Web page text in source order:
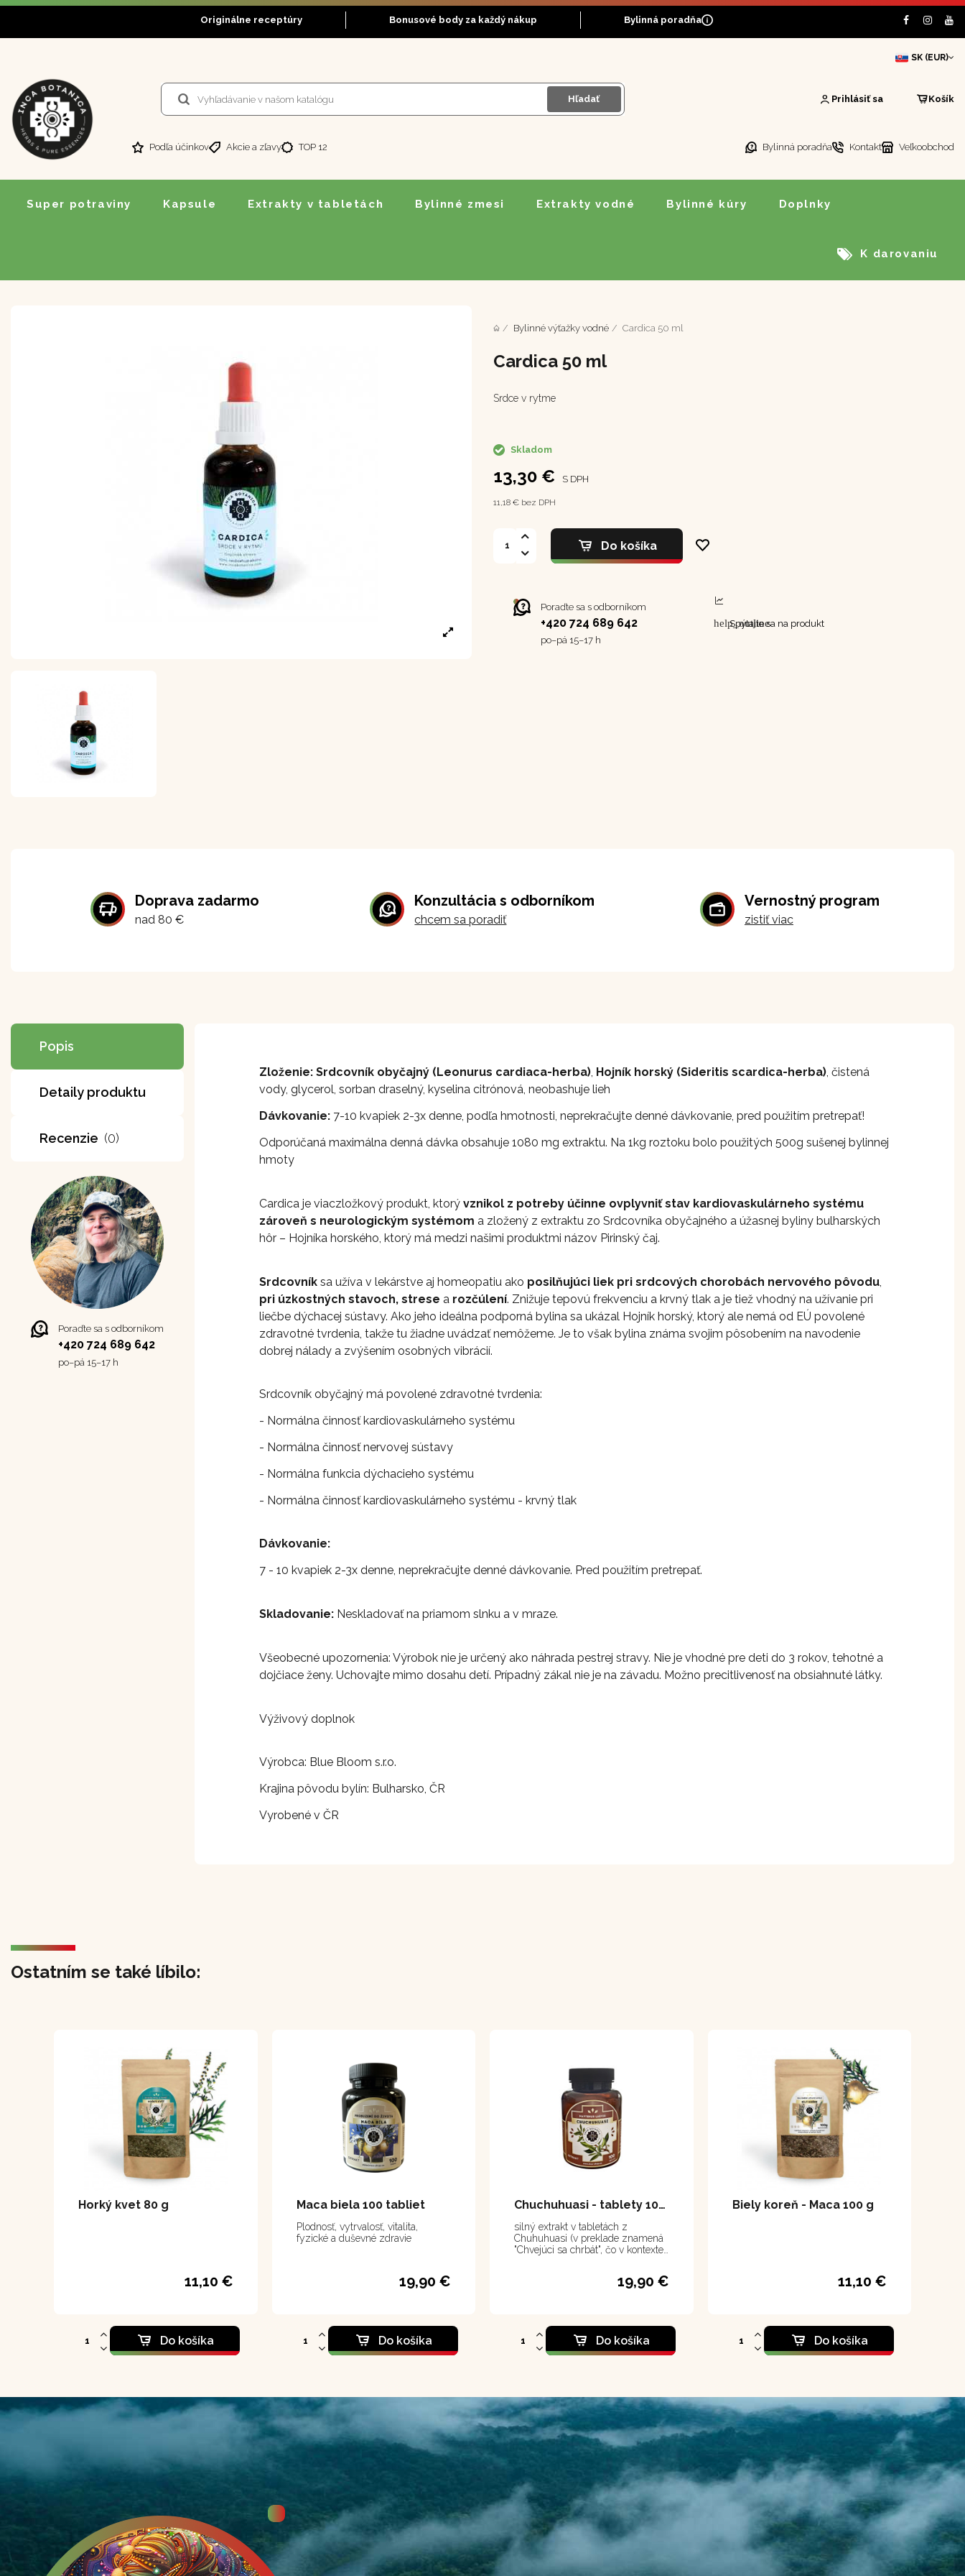
Originálne receptúry Bonusové body za každý nákup Bylinná poradňa
SK (EUR)
Hľadať Prihlásiť sa Košík
Podľa účinkov Akcie a zľavy TOP 12 Bylinná poradňa Kontakt Veľkoobchod
Super potraviny Kapsule Extrakty v tabletách Bylinné zmesi Extrakty vodné Bylinné kúry Doplnky
K darovaniu
Bylinné výťažky vodné Cardica 50 ml
Cardica 50 ml
Srdce v rytme
Skladom
13,30 € S DPH
11,18 € bez DPH
Do košíka
Poraďte sa s odborníkom
+420 724 689 642
po–⁠⁠⁠⁠⁠⁠pá 15–17 h
help_outline
Spýtajte sa na produkt
Doprava zadarmo
nad 80 €
Konzultácia s odborníkom
chcem sa poradiť
Vernostný program
zistiť viac
Popis
Detaily produktu
Recenzie (0)
Poraďte sa s odborníkom
+420 724 689 642
po–⁠⁠⁠⁠⁠⁠pá 15–17 h
Zloženie: Srdcovník obyčajný (Leonurus cardiaca-herba), Hojník horský (Sideritis scardica-herba), čistená
vody, glycerol, sorban draselný, kyselina citrónová, neobashuje lieh
Dávkovanie: 7-10 kvapiek 2-3x denne, podľa hmotnosti, neprekračujte denné dávkovanie, pred použitím pretrepať!
Odporúčaná maximálna denná dávka obsahuje 1080 mg extraktu. Na 1kg roztoku bolo použitých 500g sušenej bylinnej
hmoty
Cardica je viaczložkový produkt, ktorý vznikol z potreby účinne ovplyvniť stav kardiovaskulárneho systému
zároveň s neurologickým systémom a zložený z extraktu zo Srdcovníka obyčajného a úžasnej byliny bulharských
hôr – Hojníka horského, ktorý má medzi našimi produktmi názov Pirinský čaj.
Srdcovník sa užíva v lekárstve aj homeopatiu ako posilňujúci liek pri srdcových chorobách nervového pôvodu
pri úzkostných stavoch, strese a rozčúlení. Znižuje tepovú frekvenciu a krvný tlak a je tiež vhodný na užívanie pri
liečbe dýchacej sústavy. Ako jeho ideálna podporná bylina sa ukázal Hojník horský, ktorý ale nemá od EÚ povolené
zdravotné tvrdenia, takže tu žiadne uvádzať nemôžeme. Je to však bylina známa svojim pôsobením na navodenie
dobrej nálady a zvýšením osobných vibrácií.
Srdcovník obyčajný má povolené zdravotné tvrdenia:
- Normálna činnosť kardiovaskulárneho systému
- Normálna činnosť nervovej sústavy
- Normálna funkcia dýchacieho systému
- Normálna činnosť kardiovaskulárneho systému - krvný tlak
Dávkovanie:
7 - 10 kvapiek 2-3x denne, neprekračujte denné dávkovanie. Pred použitím pretrepať.
Skladovanie: Neskladovať na priamom slnku a v mraze.
Všeobecné upozornenia: Výrobok nie je určený ako náhrada pestrej stravy. Nie je vhodné pre deti do 3 rokov, tehotné a
dojčiace ženy. Uchovajte mimo dosahu detí. Prípadný zákal nie je na závadu. Možno precitlivenosť na obsiahnuté látky.
Výživový doplnok
Výrobca: Blue Bloom s.r.o.
Krajina pôvodu bylín: Bulharsko, ČR
Vyrobené v ČR
Ostatním se také líbilo:
Horký kvet 80 g
11,10 €
Do košíka
Maca biela 100 tabliet
Plodnosť, vytrvalosť, vitalita,
fyzické a duševné zdravie
19,90 €
Do košíka
Chuchuhuasi - tablety 100 tabliet
silný extrakt v tabletách z
Chuhuhuasi (v preklade znamená
"Chvejúci sa chrbát", čo v kontexte
19,90 €
Do košíka
Biely koreň - Maca 100 g
11,10 €
Do košíka